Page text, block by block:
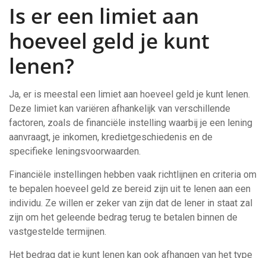
Is er een limiet aan
hoeveel geld je kunt
lenen?
Ja, er is meestal een limiet aan hoeveel geld je kunt lenen.
Deze limiet kan variëren afhankelijk van verschillende
factoren, zoals de financiële instelling waarbij je een lening
aanvraagt, je inkomen, kredietgeschiedenis en de
specifieke leningsvoorwaarden.
Financiële instellingen hebben vaak richtlijnen en criteria om
te bepalen hoeveel geld ze bereid zijn uit te lenen aan een
individu. Ze willen er zeker van zijn dat de lener in staat zal
zijn om het geleende bedrag terug te betalen binnen de
vastgestelde termijnen.
Het bedrag dat je kunt lenen kan ook afhangen van het type